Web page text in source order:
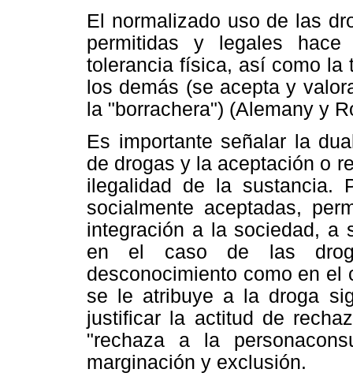
El normalizado uso de las
permitidas y legales
tolerancia física, así como la
los demás (se acepta y
la "borrachera") (Alemany y
Es importante señalar la
de drogas y la aceptación o
ilegalidad de la sustancia.
socialmente aceptadas,
integración a la sociedad, a
en el caso de las
desconocimiento como en
se le atribuye a la droga
justificar la actitud de
"rechaza a la
marginación y exclusión.